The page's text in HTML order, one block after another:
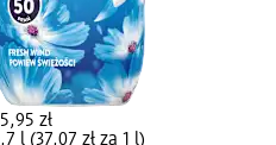
zł
l (37,07 zł za 1 l)